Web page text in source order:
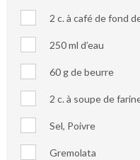
2 c. à café de fond
250 ml d’eau
60 g de beurre
2 c. à soupe de
Sel, Poivre
Gremolata